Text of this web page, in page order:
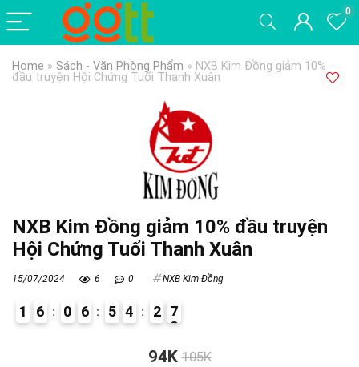
0
Home » Sách - Văn Phòng Phẩm » NXB Kim Đồng giảm 10%
đầu truyện Hội Chứng Tuổi Thanh Xuân
NXB Kim Đồng giảm 10% đầu truyện
Hội Chứng Tuổi Thanh Xuân
15/07/2024 6 0 NXB Kim Đồng
1
6 0 6 5 4 2 7
94K 105K